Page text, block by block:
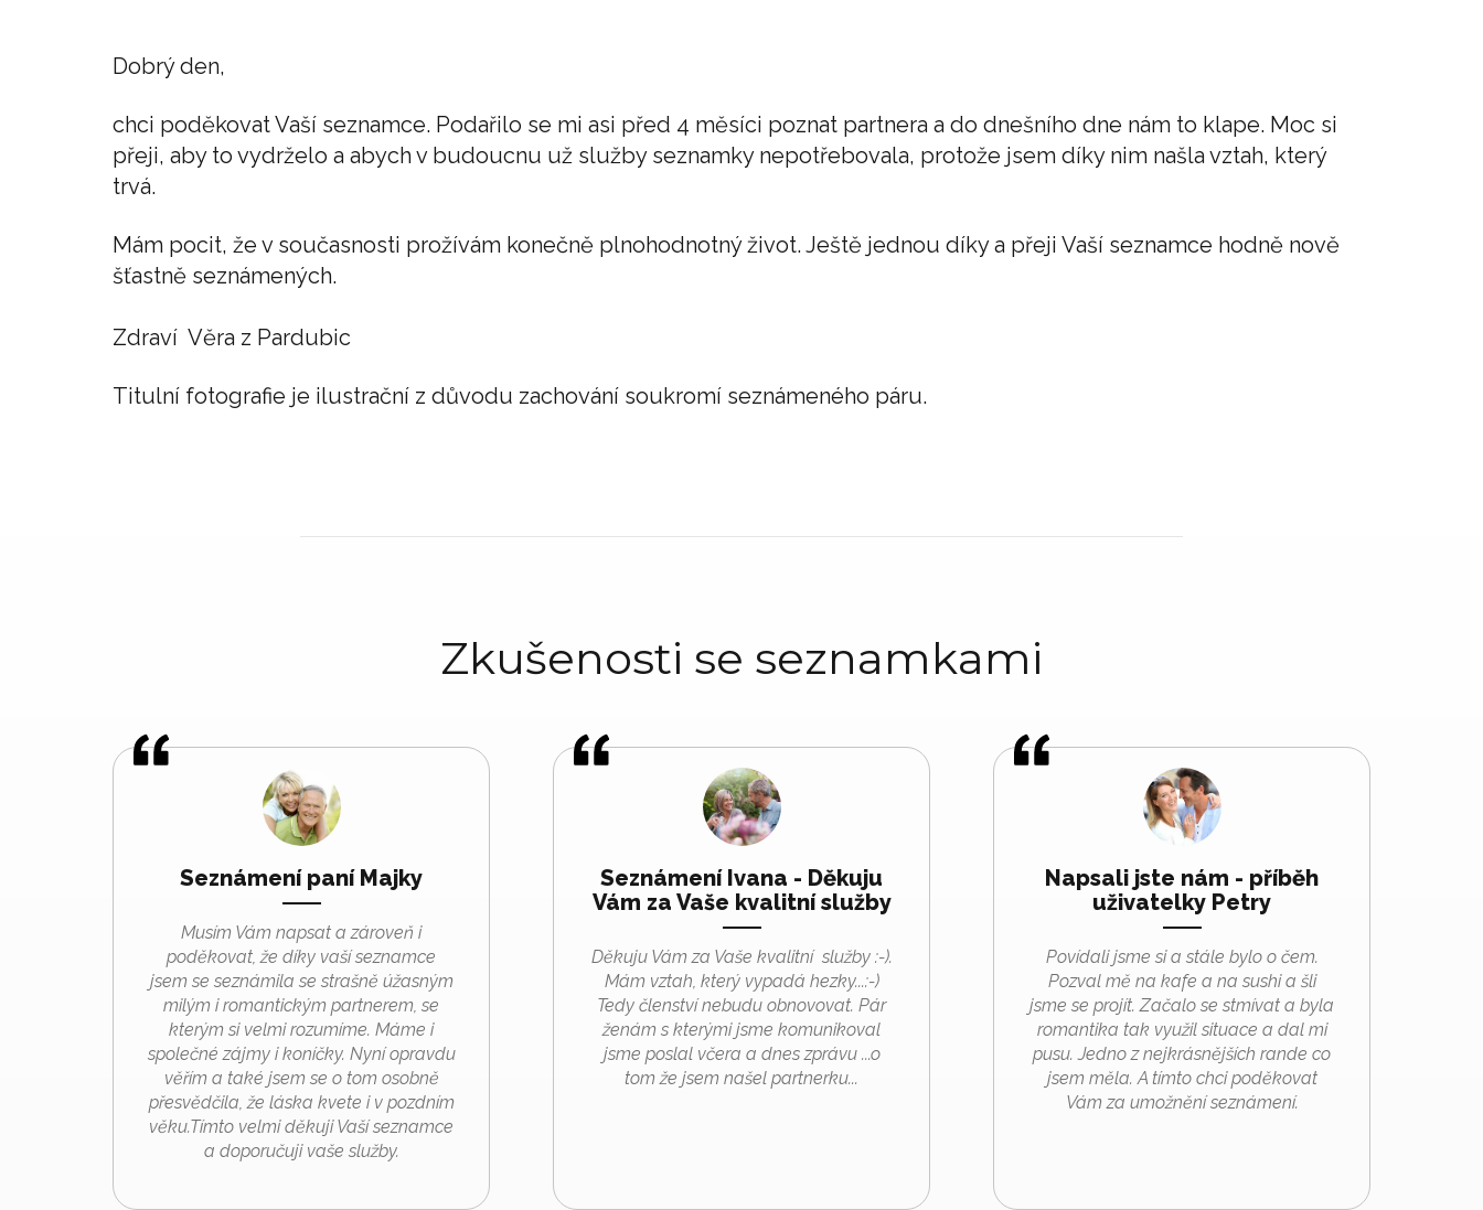
Dobrý den,
chci poděkovat Vaší seznamce. Podařilo se mi asi před 4 měsíci poznat partnera a do dnešního dne nám to klape. Moc si
přeji, aby to vydrželo a abych v budoucnu už služby seznamky nepotřebovala, protože jsem díky nim našla vztah, který
trvá.
Mám pocit, že v současnosti prožívám konečně plnohodnotný život. Ještě jednou díky a přeji Vaší seznamce hodně nově
šťastně seznámených.
Zdraví Věra z Pardubic
Titulní fotografie je ilustrační z důvodu zachování soukromí seznámeného páru.
Zkušenosti se seznamkami
Seznámení paní Majky
Musím Vám napsat a zároveň i
poděkovat, že díky vaší seznamce
jsem se seznámila se strašně úžasným
milým i romantickým partnerem, se
kterým si velmi rozumíme. Máme i
společné zájmy i koníčky. Nyní opravdu
věřím a také jsem se o tom osobně
přesvědčila, že láska kvete i v pozdním
věku.Tímto velmi děkuji Vaší seznamce
a doporučuji vaše služby.
Seznámení Ivana - Děkuju
Vám za Vaše kvalitní služby
Děkuju Vám za Vaše kvalitní služby :-).
Mám vztah, který vypadá hezky...:-)
Tedy členství nebudu obnovovat. Pár
ženám s kterými jsme komunikoval
jsme poslal včera a dnes zprávu ...o
tom že jsem našel partnerku...
Napsali jste nám - příběh
uživatelky Petry
Povídali jsme si a stále bylo o čem.
Pozval mě na kafe a na sushi a šli
jsme se projít. Začalo se stmívat a byla
romantika tak využil situace a dal mi
pusu. Jedno z nejkrásnějších rande co
jsem měla. A tímto chci poděkovat
Vám za umožnění seznámení.